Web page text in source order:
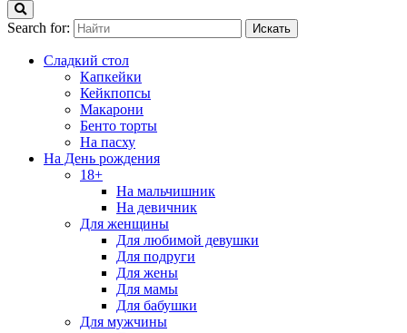
Search for:
Сладкий стол
Капкейки
Кейкпопсы
Макарони
Бенто торты
На пасху
На День рождения
18+
На мальчишник
На девичник
Для женщины
Для любимой девушки
Для подруги
Для жены
Для мамы
Для бабушки
Для мужчины